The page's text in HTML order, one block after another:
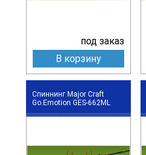
под заказ
В корзину
Спиннинг Major Craft
Go.Emotion GES-662ML